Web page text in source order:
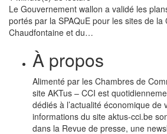
Le Gouvernement wallon a validé les
portés par la SPAQuE pour les sites de la
Chaudfontaine et du…
À propos
Alimenté par les Chambres de
site AKTus – CCI est
dédiés à l’actualité économique de
informations du site aktus-cci.be
dans la Revue de presse, une